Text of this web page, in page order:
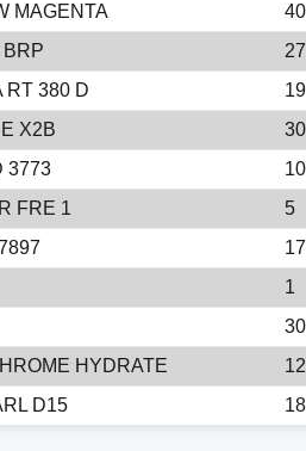
MAGENTA
40
BRP
RT 380 D
19
X2B
30
3773
10
FRE 1
5
1
HYDRATE
12
D15
18